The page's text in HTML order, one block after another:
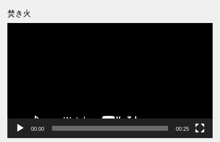
焚き火
00:00 00:25